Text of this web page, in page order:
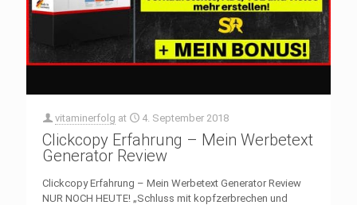
vitaminerfolg at 4. September 2018
Clickcopy Erfahrung – Mein Werbetext
Generator Review
Clickcopy Erfahrung – Mein Werbetext Generator Review
NUR NOCH HEUTE! „Schluss mit kopfzerbrechen und